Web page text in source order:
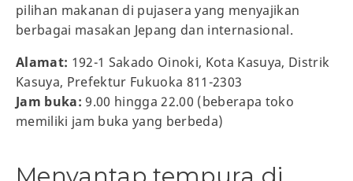
pilihan makanan di pujasera yang menyajikan
berbagai masakan Jepang dan internasional.
Alamat: 192-1 Sakado Oinoki, Kota Kasuya, Distrik
Kasuya, Prefektur Fukuoka 811-2303
Jam buka: 9.00 hingga 22.00 (beberapa toko
memiliki jam buka yang berbeda)